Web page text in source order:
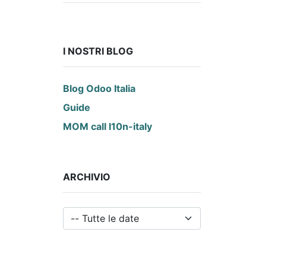
I NOSTRI BLOG
Blog Odoo Italia
Guide
MOM call l10n-italy
ARCHIVIO